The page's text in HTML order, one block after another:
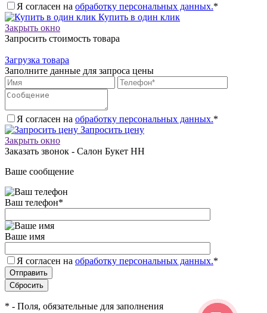
Я согласен на обработку персональных данных.*
Купить в один клик
Закрыть окно
Запросить стоимость товара
Загрузка товара
Заполните данные для запроса цены
Я согласен на обработку персональных данных.*
Запросить цену
Закрыть окно
Заказать звонок - Салон Букет НН
Ваше сообщение
Ваш телефон*
Ваше имя
Я согласен на обработку персональных данных.*
* - Поля, обязательные для заполнения